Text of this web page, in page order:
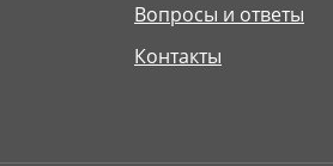
Вопросы и ответы
Контакты